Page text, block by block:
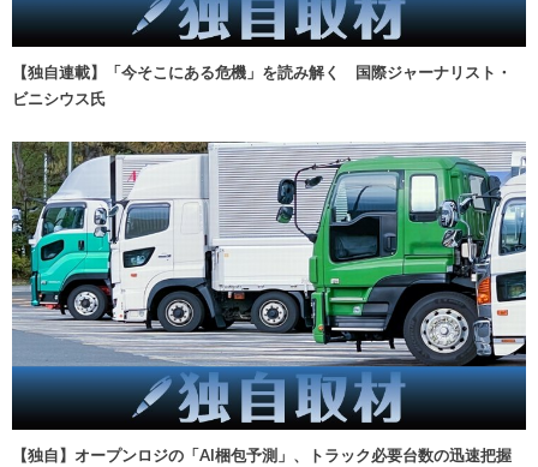
【独自連載】「今そこにある危機」を読み解く 国際ジャーナリスト・
ビニシウス氏
【独自】オープンロジの「AI梱包予測」、トラック必要台数の迅速把握